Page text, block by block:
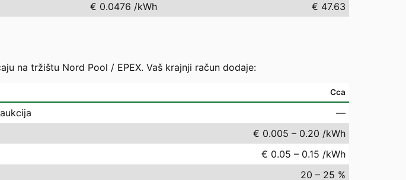
€ 0.0476 /kWh € 47.63
na tržištu Nord Pool / EPEX. Vaš krajnji račun dodaje:
Cca
—
€ 0.005 – 0.20 /kWh
€ 0.05 – 0.15 /kWh
20 – 25 %